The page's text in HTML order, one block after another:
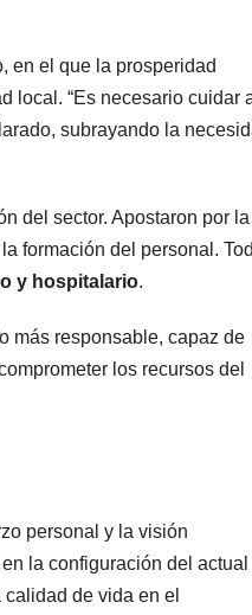
en el que la prosperidad
local. “Es necesario cuidar
subrayando la
del sector. Apostaron por la
formación del personal.
y hospitalario.
más responsable, capaz de
los recursos del
personal y la visión
la configuración del actual
de vida en el